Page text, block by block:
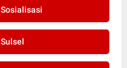
Sosialisasi
Sulsel